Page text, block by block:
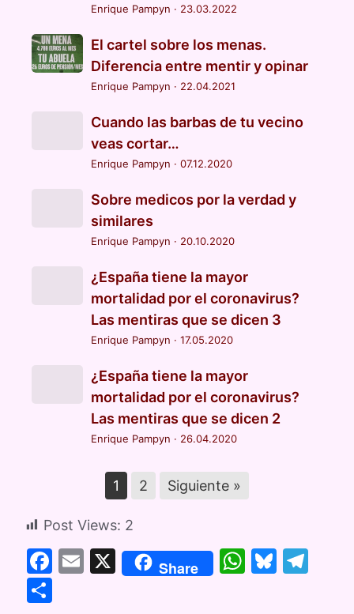
Enrique Pampyn · 23.03.2022
El cartel sobre los menas.
Diferencia entre mentir y opinar
Enrique Pampyn · 22.04.2021
Cuando las barbas de tu vecino
veas cortar…
Enrique Pampyn · 07.12.2020
Sobre medicos por la verdad y
similares
Enrique Pampyn · 20.10.2020
¿España tiene la mayor
mortalidad por el coronavirus?
Las mentiras que se dicen 3
Enrique Pampyn · 17.05.2020
¿España tiene la mayor
mortalidad por el coronavirus?
Las mentiras que se dicen 2
Enrique Pampyn · 26.04.2020
1 2 Siguiente »
Post Views: 2
F
E
X Share
W Bl